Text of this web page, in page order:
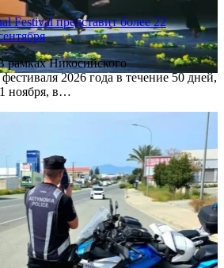
Festival представит более 22
рамках Никосийского
2026 года в течение 50 дней,
ноября, в…